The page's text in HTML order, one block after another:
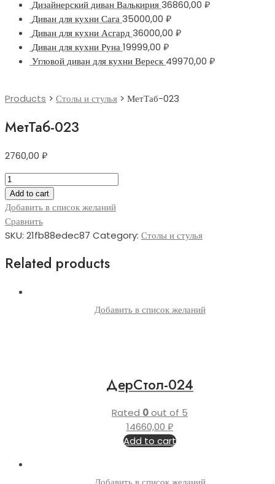
Дизайнерский диван Валькирия36860,00 ₽
Диван для кухни Сага35000,00 ₽
Диван для кухни Асгард36000,00 ₽
Диван для кухни Руна19999,00 ₽
Угловой диван для кухни Вереск 49970,00 ₽
Products > Столы и стулья > МетТаб-023
МетТаб-023
2760,00 ₽
МетТаб-023
quantity
Add to cart
Добавить в список желаний
Сравнить
SKU: 21fb88edec87 Category: Столы и стулья
Related products
Добавить в список желаний
ДерСтол-024
Rated 0out of 5
14660,00 ₽
Add to cart